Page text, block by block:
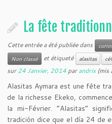
La fête
Cette entrée a été publiée dans
Non classé
et étiqueté alasitas
sur24 Janvier, 2014 parandrix(mis
Alasitas Aymara est une fête
de la richesse Ekeko,
la mi-Février. “Alasitas”
tradición dice que el día 24 de